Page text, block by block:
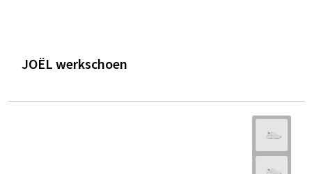
JOËL werkschoen